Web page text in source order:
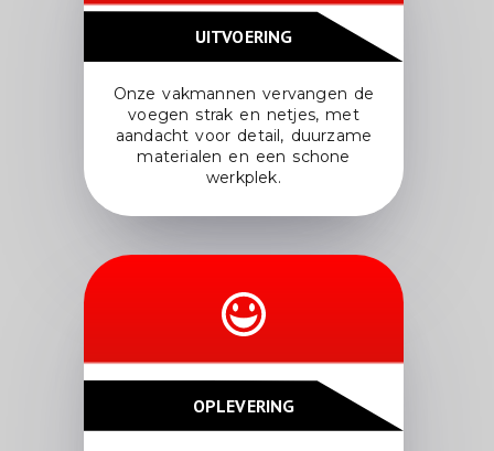
UITVOERING
Onze vakmannen vervangen de
voegen strak en netjes, met
aandacht voor detail, duurzame
materialen en een schone
werkplek.
OPLEVERING